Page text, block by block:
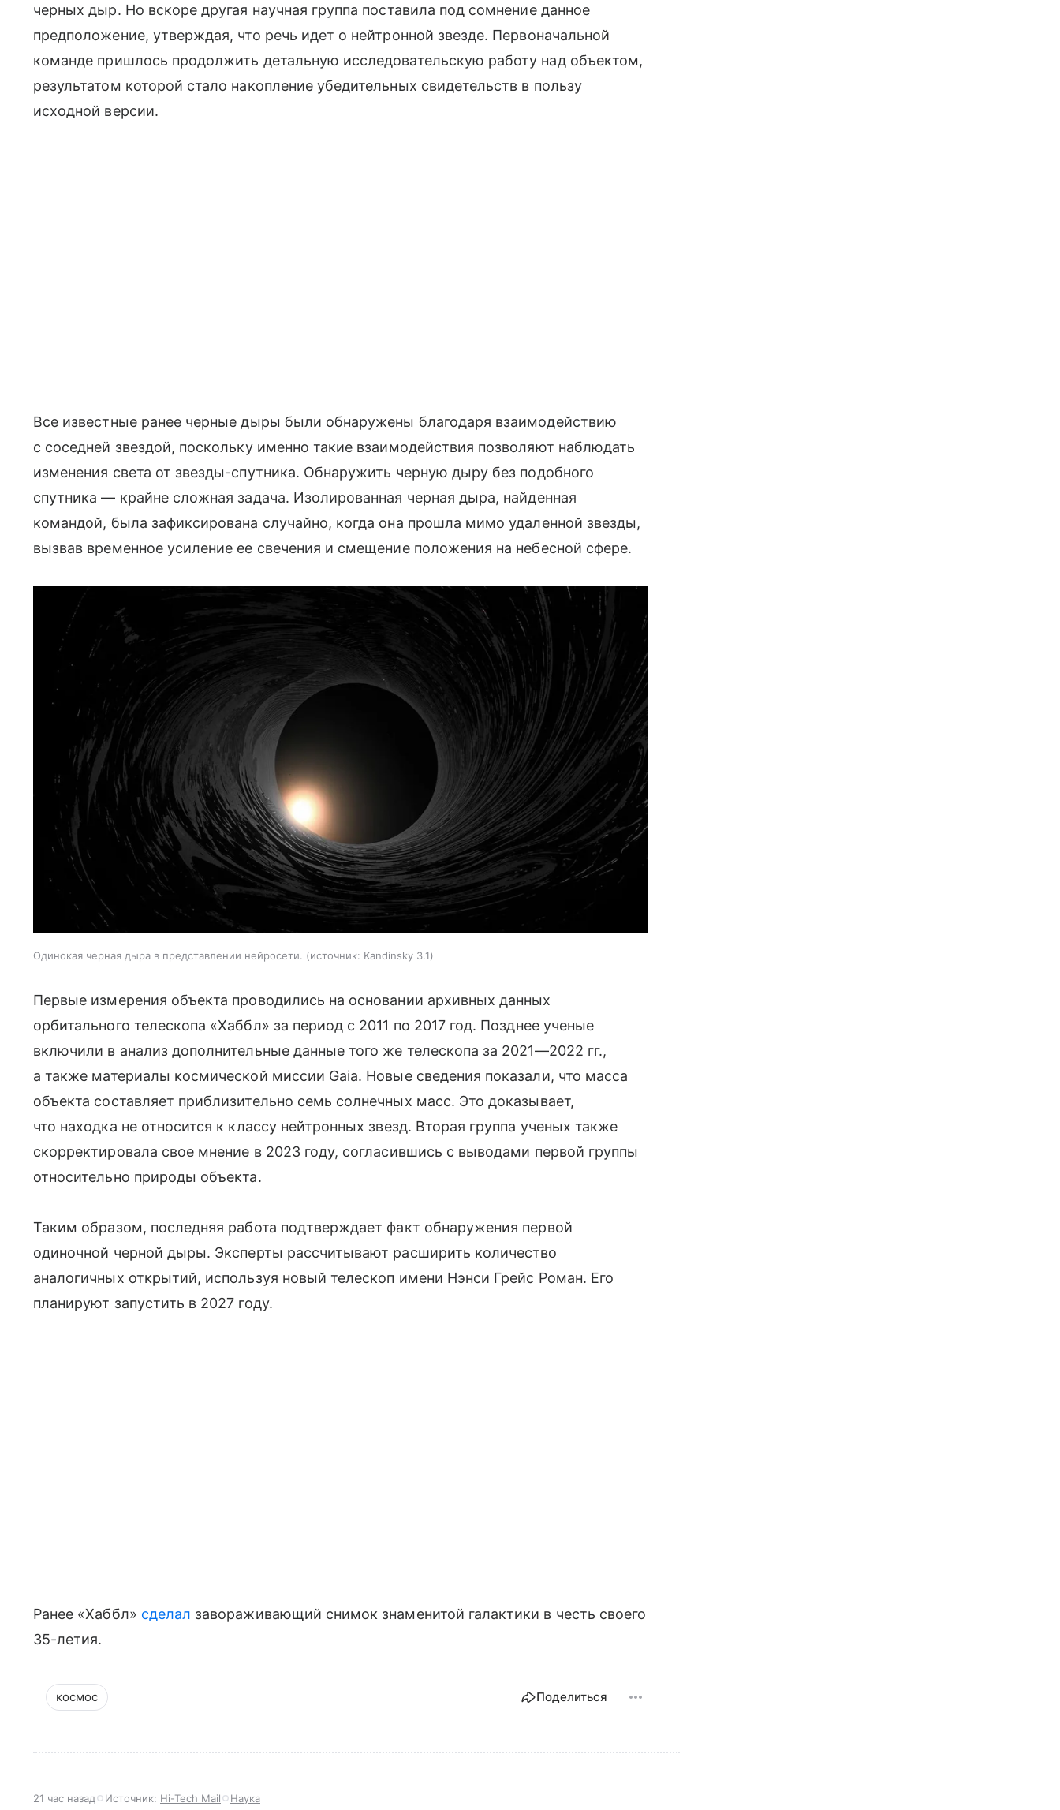
черных дыр. Но вскоре другая научная группа поставила под сомнение данное
предположение, утверждая, что речь идет о нейтронной звезде. Первоначальной
команде пришлось продолжить детальную исследовательскую работу над объектом,
результатом которой стало накопление убедительных свидетельств в пользу
исходной версии.
Все известные ранее черные дыры были обнаружены благодаря взаимодействию
с соседней звездой, поскольку именно такие взаимодействия позволяют наблюдать
изменения света от звезды-спутника. Обнаружить черную дыру без подобного
спутника — крайне сложная задача. Изолированная черная дыра, найденная
командой, была зафиксирована случайно, когда она прошла мимо удаленной звезды,
вызвав временное усиление ее свечения и смещение положения на небесной сфере.
Одинокая черная дыра в представлении нейросети. источник: Kandinsky 3.1
Первые измерения объекта проводились на основании архивных данных
орбитального телескопа «Хаббл» за период с 2011 по 2017 год. Позднее ученые
включили в анализ дополнительные данные того же телескопа за 2021—2022 гг.,
а также материалы космической миссии Gaia. Новые сведения показали, что масса
объекта составляет приблизительно семь солнечных масс. Это доказывает,
что находка не относится к классу нейтронных звезд. Вторая группа ученых также
скорректировала свое мнение в 2023 году, согласившись с выводами первой группы
относительно природы объекта.
Таким образом, последняя работа подтверждает факт обнаружения первой
одиночной черной дыры. Эксперты рассчитывают расширить количество
аналогичных открытий, используя новый телескоп имени Нэнси Грейс Роман. Его
планируют запустить в 2027 году.
Ранее «Хаббл» сделал завораживающий снимок знаменитой галактики в честь своего
35-летия.
космос Поделиться
21 час назад Источник: Hi-Tech Mail Наука